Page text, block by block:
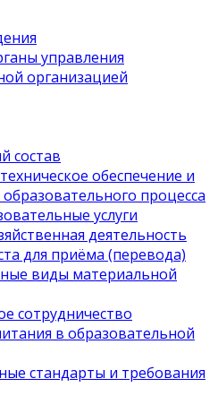
управления
организацией
состав
обеспечение и
процесса
услуги
деятельность
для приёма (перевода)
виды материальной
сотрудничество
в образовательной
стандарты и требования